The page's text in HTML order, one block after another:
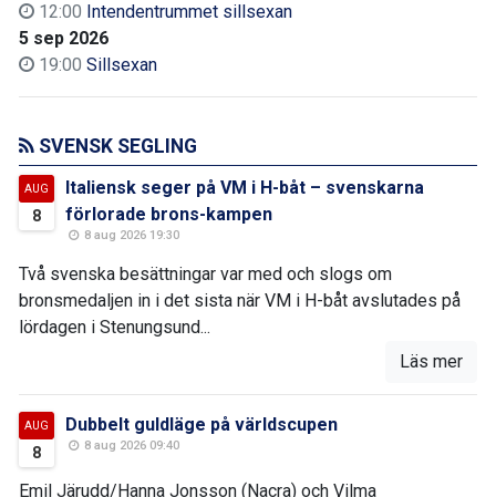
12:00 Intendentrummet sillsexan
5 sep 2026
19:00 Sillsexan
SVENSK SEGLING
AUG
8
Italiensk seger på VM i H-båt – svenskarna
förlorade brons-kampen
8 aug 2026 19:30
Två svenska besättningar var med och slogs om
bronsmedaljen in i det sista när VM i H-båt avslutades på
lördagen i Stenungsund...
Läs mer
AUG
8
Dubbelt guldläge på världscupen
8 aug 2026 09:40
Emil Järudd/Hanna Jonsson (Nacra) och Vilma